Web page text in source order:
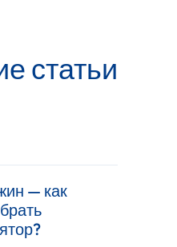
статьи
— как